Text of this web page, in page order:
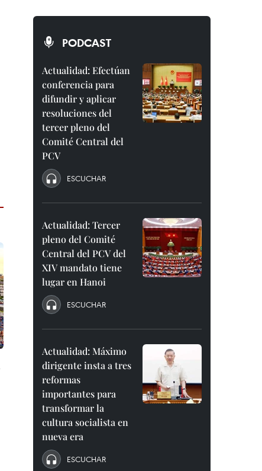
PODCAST
Actualidad: Efectúan
conferencia para
difundir y aplicar
resoluciones del
tercer pleno del
Comité Central del
PCV
ESCUCHAR
Actualidad: Tercer
pleno del Comité
Central del PCV del
XIV mandato tiene
lugar en Hanoi
ESCUCHAR
Actualidad: Máximo
dirigente insta a tres
reformas
importantes para
transformar la
cultura socialista en
nueva era
ESCUCHAR